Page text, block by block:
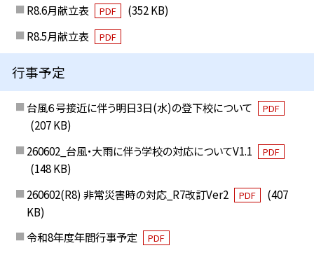
R8.6月献立表
PDF
(352 KB)
R8.5月献立表
PDF
行事予定
台風６号接近に伴う明日3日(水)の登下校について PDF
(207 KB)
260602_台風・大雨に伴う学校の対応についてV1.1
PDF
(148 KB)
260602(R8) 非常災害時の対応_R7改訂Ver2
PDF
(407
KB)
令和8年度年間行事予定
PDF